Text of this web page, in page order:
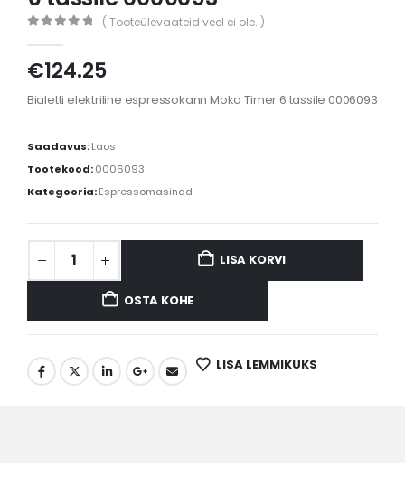
( Tooteülevaateid veel ei ole. )
€124.25
Bialetti elektriline espressokann Moka Timer 6 tassile 0006093
Saadavus:Laos
Tootekood:0006093
Kategooria:Espressomasinad
LISA KORVI
OSTA KOHE
LISA LEMMIKUKS